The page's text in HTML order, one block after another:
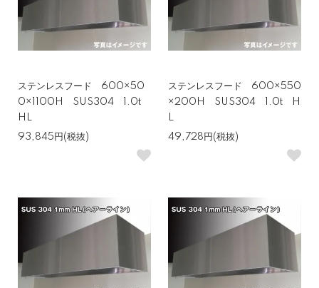
ステンレスフード 600×50
0×1100H SUS304 1.0t
HL
93,845円(税抜)
ステンレスフード 600×550
×200H SUS304 1.0t H
L
49,728円(税抜)